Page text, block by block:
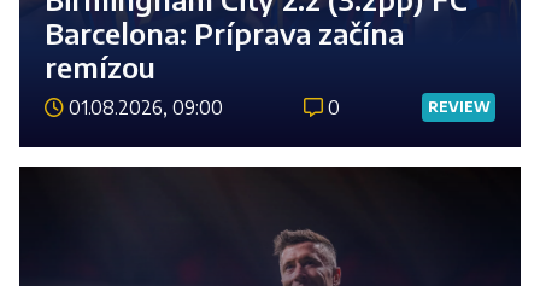
Barcelona: Príprava začína
remízou
01.08.2026, 09:00 0 REVIEW